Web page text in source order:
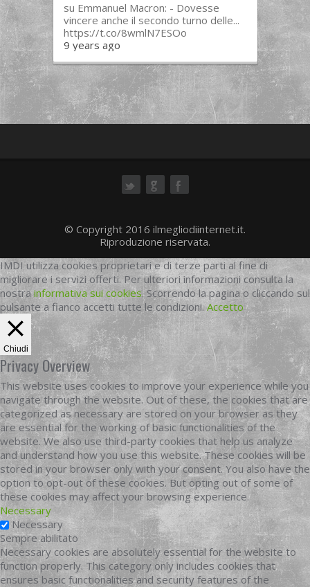
su Emmanuel Macron: - Dovesse
vincere anche il secondo turno delle...
https://t.co/8wmlN7ESOo
9 years ago
© Copyright 2016 ilmegliodiinternet.it.
Riproduzione riservata.
IMDI utilizza cookies proprietari e di terze parti al fine di
migliorare i servizi offerti. Per ulteriori informazioni consulta la
nostrainformativa sui cookies. Scorrendo la pagina o cliccando sul
pulsante a fianco accetti tutte le condizioni.Accetto
Chiudi
Privacy Overview
This website uses cookies to improve your experience while you
navigate through the website. Out of these, the cookies that are
categorized as necessary are stored on your browser as they
are essential for the working of basic functionalities of the
website. We also use third-party cookies that help us analyze
and understand how you use this website. These cookies will be
stored in your browser only with your consent. You also have the
option to opt-out of these cookies. But opting out of some of
these cookies may affect your browsing experience.
Necessary
Necessary
Sempre abilitato
Necessary cookies are absolutely essential for the website to
function properly. This category only includes cookies that
ensures basic functionalities and security features of the